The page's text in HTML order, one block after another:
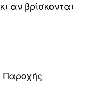
αν βρίσκονται
Παροχής